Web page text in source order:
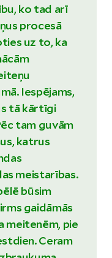
ko tad arī
procesā
uz to, ka
Iespējams,
tā kārtīgi
tam guvām
katrus
meistarības.
būsim
gaidāmās
meitenēm, pie
Ceram